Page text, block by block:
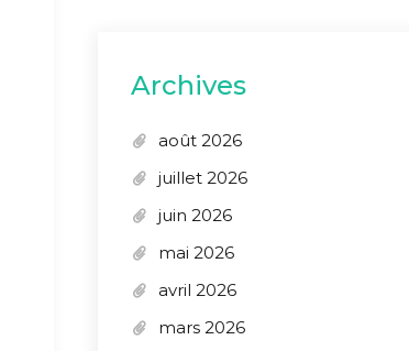
Archives
août 2026
juillet 2026
juin 2026
mai 2026
avril 2026
mars 2026